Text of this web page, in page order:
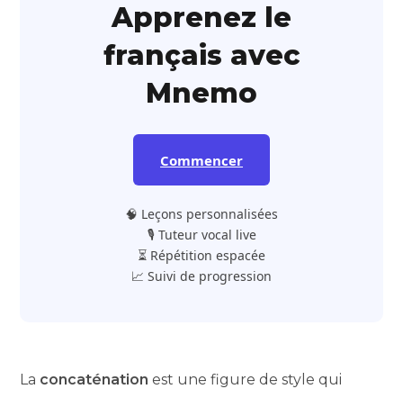
Apprenez le
français avec
Mnemo
Commencer
🧠 Leçons personnalisées
🎙️ Tuteur vocal live
⏳ Répétition espacée
📈 Suivi de progression
La concaténation est une figure de style qui